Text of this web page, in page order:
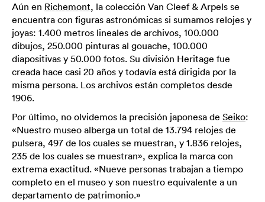
Aún en Richemont, la colección Van Cleef & Arpels se
encuentra con figuras astronómicas si sumamos relojes y
joyas: 1.400 metros lineales de archivos, 100.000
dibujos, 250.000 pinturas al gouache, 100.000
diapositivas y 50.000 fotos. Su división Heritage fue
creada hace casi 20 años y todavía está dirigida por la
misma persona. Los archivos están completos desde
1906.
Por último, no olvidemos la precisión japonesa de Seiko:
«Nuestro museo alberga un total de 13.794 relojes de
pulsera, 497 de los cuales se muestran, y 1.836 relojes,
235 de los cuales se muestran», explica la marca con
extrema exactitud. «Nueve personas trabajan a tiempo
completo en el museo y son nuestro equivalente a un
departamento de patrimonio.»